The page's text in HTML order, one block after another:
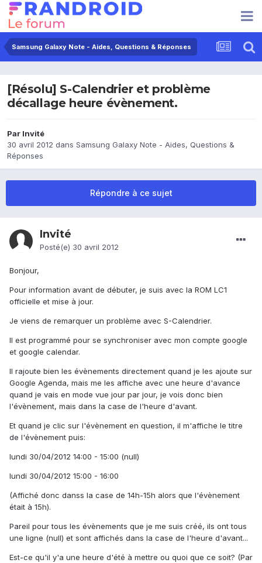
Samsung Galaxy Note - Aides, Questions & Réponses
[Résolu] S-Calendrier et problème
décallage heure évènement.
Par Invité
30 avril 2012 dans Samsung Galaxy Note - Aides, Questions &
Réponses
Répondre à ce sujet
Invité
Posté(e) 30 avril 2012
Bonjour,
Pour information avant de débuter, je suis avec la ROM LC1
officielle et mise à jour.
Je viens de remarquer un problème avec S-Calendrier.
Il est programmé pour se synchroniser avec mon compte google
et google calendar.
Il rajoute bien les évènements directement quand je les ajoute sur
Google Agenda, mais me les affiche avec une heure d'avance
quand je vais en mode vue jour par jour, je vois donc bien
l'évènement, mais dans la case de l'heure d'avant.
Et quand je clic sur l'évènement en question, il m'affiche le titre
de l'évènement puis:
lundi 30/04/2012 14:00 - 15:00 (null)
lundi 30/04/2012 15:00 - 16:00
(Affiché donc danss la case de 14h-15h alors que l'évènement
était à 15h).
Pareil pour tous les évènements que je me suis créé, ils ont tous
une ligne (null) et sont affichés dans la case de l'heure d'avant...
Est-ce qu'il y'a une heure d'été à mettre ou quoi que ce soit? (Par